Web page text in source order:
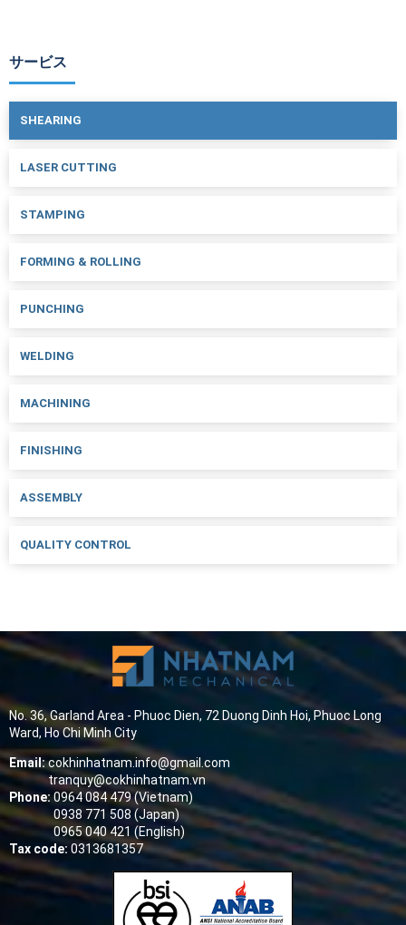
サービス
SHEARING
LASER CUTTING
STAMPING
FORMING & ROLLING
PUNCHING
WELDING
MACHINING
FINISHING
ASSEMBLY
QUALITY CONTROL
No. 36, Garland Area - Phuoc Dien, 72 Duong Dinh Hoi, Phuoc Long
Ward, Ho Chi Minh City
Email:cokhinhatnam.info@gmail.com
tranquy@cokhinhatnam.vn
Phone: 0964 084 479 (Vietnam)
0938 771 508 (Japan)
0965 040 421 (English)
Tax code: 0313681357